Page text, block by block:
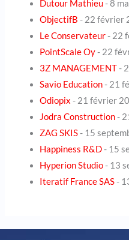
Dutour Mathieu- 8
ObjectifB - 22 février
Le Conservateur- 22
PointScale Oy- 22
3Z MANAGEMENT-
Savio Education- 21
Odiopix - 21 février
Jodra Construction-
ZAG SKIS- 15
Happiness R&D- 15
Hyperion Studio- 13
Iteratif France SAS-